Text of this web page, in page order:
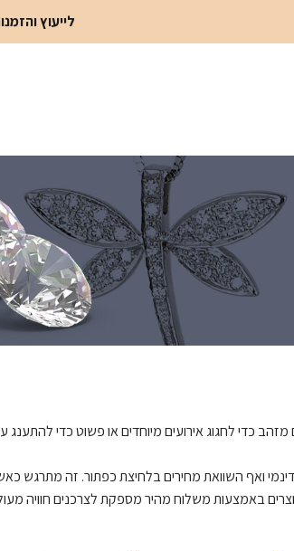
לייעוץ
כדי לחגוג אירועים מיוחדים או פשוט כדי להתענג
ואף השוואת מחירים בלחיצת כפתור. זה מתרגש
באמצעות משלוח מהיר מספקת לצרכנים חוויה